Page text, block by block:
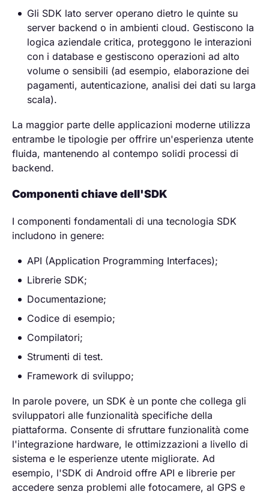
Gli SDK lato server operano dietro le quinte su
server backend o in ambienti cloud. Gestiscono la
logica aziendale critica, proteggono le interazioni
con i database e gestiscono operazioni ad alto
volume o sensibili (ad esempio, elaborazione dei
pagamenti, autenticazione, analisi dei dati su larga
scala).
La maggior parte delle applicazioni moderne utilizza
entrambe le tipologie per offrire un'esperienza utente
fluida, mantenendo al contempo solidi processi di
backend.
Componenti chiave dell'SDK
I componenti fondamentali di una tecnologia SDK
includono in genere:
API (Application Programming Interfaces);
Librerie SDK;
Documentazione;
Codice di esempio;
Compilatori;
Strumenti di test.
Framework di sviluppo;
In parole povere, un SDK è un ponte che collega gli
sviluppatori alle funzionalità specifiche della
piattaforma. Consente di sfruttare funzionalità come
l'integrazione hardware, le ottimizzazioni a livello di
sistema e le esperienze utente migliorate. Ad
esempio, l'SDK di Android offre API e librerie per
accedere senza problemi alle fotocamere, al GPS e